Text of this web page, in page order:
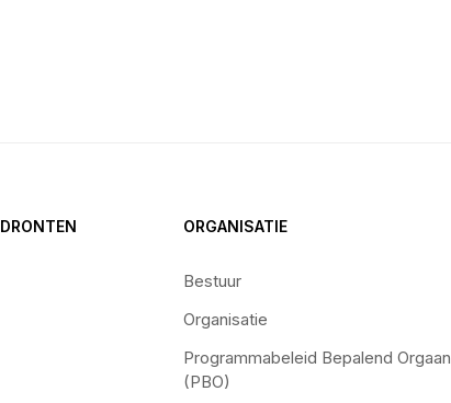
ORGANISATIE
Bestuur
Organisatie
Programmabeleid Bepalend Orgaan
(PBO)